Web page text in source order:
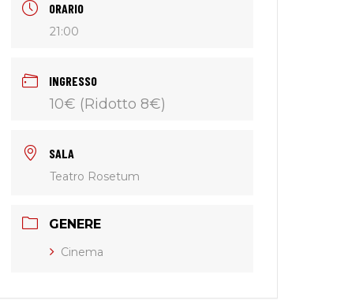
ORARIO
21:00
INGRESSO
10€ (Ridotto 8€)
SALA
Teatro Rosetum
GENERE
Cinema